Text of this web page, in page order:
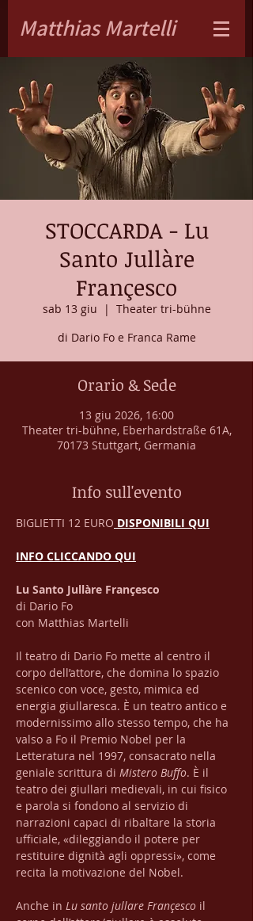
Matthias Martelli
STOCCARDA - Lu
Santo Jullàre
Françesco
sab 13 giu
  |
Theater tri-bühne
di Dario Fo e Franca Rame
Orario & Sede
13 giu 2026, 16:00
Theater tri-bühne, Eberhardstraße 61A,
70173 Stuttgart, Germania
Info sull'evento
BIGLIETTI 12 EURO DISPONIBILI QUI
INFO CLICCANDO QUI
Lu Santo Jullàre Françesco
di Dario Fo
con Matthias Martelli
Il teatro di Dario Fo mette al centro il
corpo dell’attore, che domina lo spazio
scenico con voce, gesto, mimica ed
energia giullaresca. È un teatro antico e
modernissimo allo stesso tempo, che ha
valso a Fo il Premio Nobel per la
Letteratura nel 1997, consacrato nella
geniale scrittura di Mistero Buffo. È il
teatro dei giullari medievali, in cui fisico
e parola si fondono al servizio di
narrazioni capaci di ribaltare la storia
ufficiale, «dileggiando il potere per
restituire dignità agli oppressi», come
recita la motivazione del Nobel.
Anche in Lu santo jullare Françesco il